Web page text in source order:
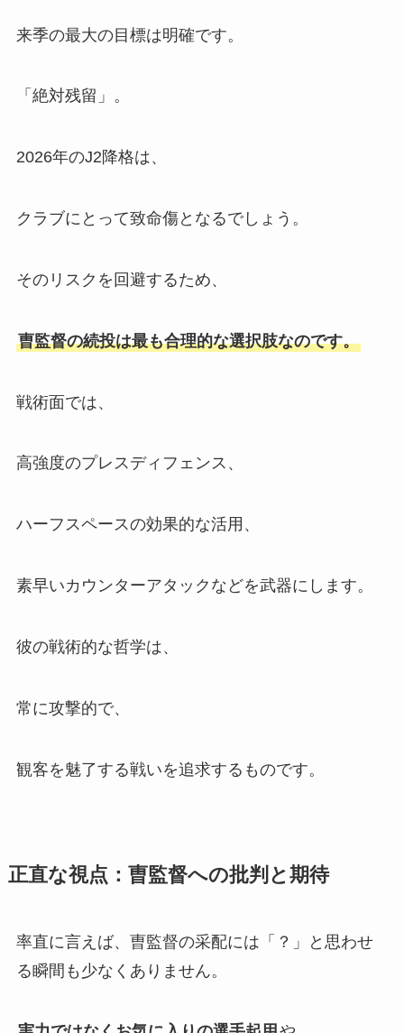
来季の最大の目標は明確です。
「絶対残留」。
2026年のJ2降格は、
クラブにとって致命傷となるでしょう。
そのリスクを回避するため、
曺監督の続投は最も合理的な選択肢なのです。
戦術面では、
高強度のプレスディフェンス、
ハーフスペースの効果的な活用、
素早いカウンターアタックなどを武器にします。
彼の戦術的な哲学は、
常に攻撃的で、
観客を魅了する戦いを追求するものです。
正直な視点：曺監督への批判と期待
率直に言えば、曺監督の采配には「？」と思わせ
る瞬間も少なくありません。